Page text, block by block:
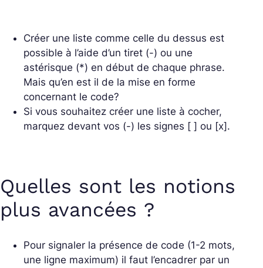
Créer une liste comme celle du dessus est
possible à l’aide d’un tiret (-) ou une
astérisque (*) en début de chaque phrase.
Mais qu’en est il de la mise en forme
concernant le code?
Si vous souhaitez créer une liste à cocher,
marquez devant vos (-) les signes [ ] ou [x].
Quelles sont les notions
plus avancées ?
Pour signaler la présence de code (1-2 mots,
une ligne maximum) il faut l’encadrer par un